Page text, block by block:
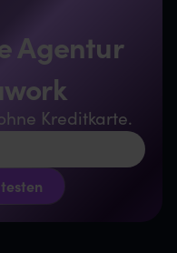
Agentur
Kreditkarte.